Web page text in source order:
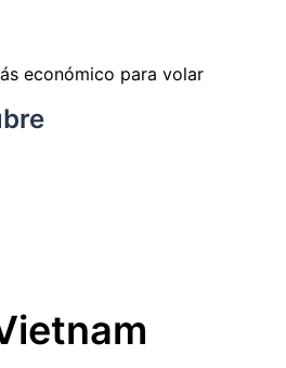
económico para volar